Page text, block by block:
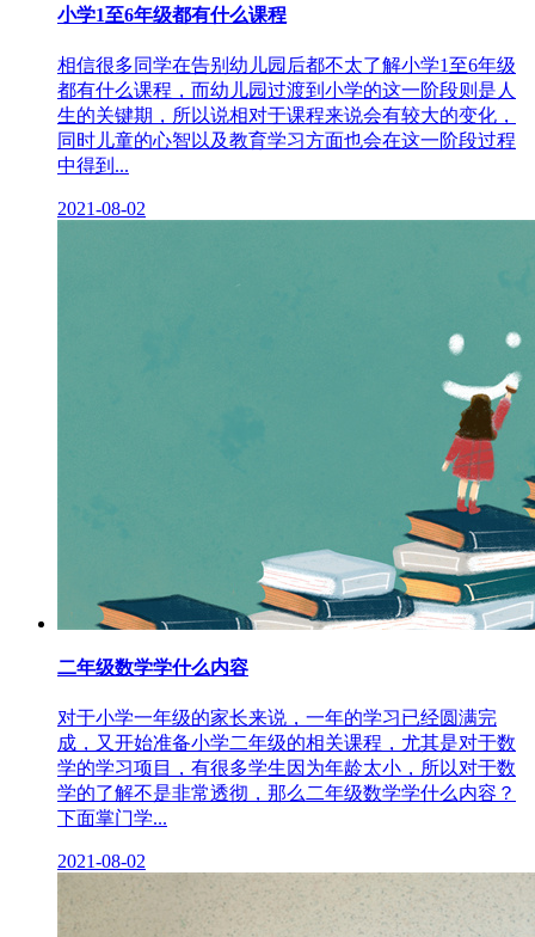
小学1至6年级都有什么课程
相信很多同学在告别幼儿园后都不太了解小学1至6年级
都有什么课程，而幼儿园过渡到小学的这一阶段则是人
生的关键期，所以说相对于课程来说会有较大的变化，
同时儿童的心智以及教育学习方面也会在这一阶段过程
中得到...
2021-08-02
二年级数学学什么内容
对于小学一年级的家长来说，一年的学习已经圆满完
成，又开始准备小学二年级的相关课程，尤其是对于数
学的学习项目，有很多学生因为年龄太小，所以对于数
学的了解不是非常透彻，那么二年级数学学什么内容？
下面掌门学...
2021-08-02